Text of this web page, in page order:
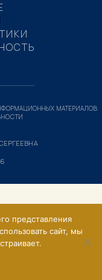
МАТЕРИАЛОВ
представления
сайт, мы